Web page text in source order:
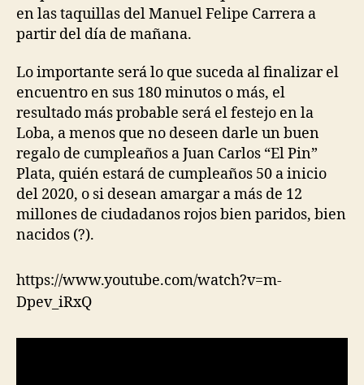
en las taquillas del Manuel Felipe Carrera a
partir del día de mañana.
Lo importante será lo que suceda al finalizar el
encuentro en sus 180 minutos o más, el
resultado más probable será el festejo en la
Loba, a menos que no deseen darle un buen
regalo de cumpleaños a Juan Carlos “El Pin”
Plata, quién estará de cumpleaños 50 a inicio
del 2020, o si desean amargar a más de 12
millones de ciudadanos rojos bien paridos, bien
nacidos (?).
https://www.youtube.com/watch?v=m-
Dpev_iRxQ